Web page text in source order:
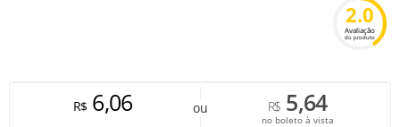
2.0
Avaliação
do produto
R$6,06 ou R$ 5,64
no boleto à vista